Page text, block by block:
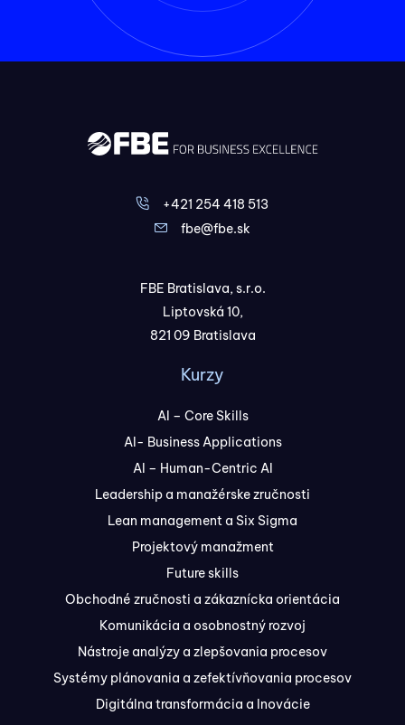
+421 254 418 513
fbe@fbe.sk
FBE Bratislava, s.r.o.
Liptovská 10,
821 09 Bratislava
Kurzy
AI – Core Skills
AI- Business Applications
AI – Human-Centric AI
Leadership a manažérske zručnosti
Lean management a Six Sigma
Projektový manažment
Future skills
Obchodné zručnosti a zákaznícka orientácia
Komunikácia a osobnostný rozvoj
Nástroje analýzy a zlepšovania procesov
Systémy plánovania a zefektívňovania procesov
Digitálna transformácia a Inovácie